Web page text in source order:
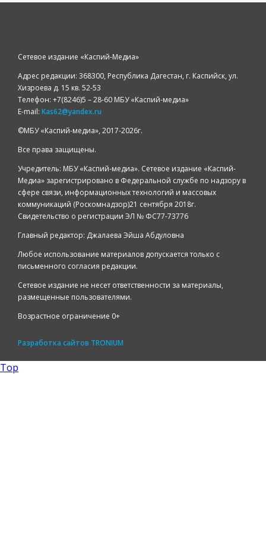
Сетевое издание «Каспий-Медиа»
Адрес редакции: 368300, Республика Дагестан, г. Каспийск, ул.
Хизроева д. 15 кв. 52-53
Телефон: +7(8246)5 – 28-60 МБУ «Каспий-медиа»
E-mail: Kas62@yandex.ru
©️МБУ «Каспий-медиа», 2017-2026г.
Все права защищены.
Учредитель: МБУ «Каспий-медиа». Сетевое издание «Каспий-
Медиа» зарегистрировано в Федеральной службе по надзору в
сфере связи, информационных технологий и массовых
коммуникаций (Роскомнадзор)21 сентября 2018г.
Свидетельство о регистрации ЭЛ № ФС77-73776
Главный редактор: Джалаева Эйша Абдуловна
Любое использование материалов допускается только с
письменного согласия редакции.
Сетевое издание не несет ответственности за материалы,
размещенные пользователями.
Возрастное ограничение 0+
Разработка сайтов TRONIUM
Top